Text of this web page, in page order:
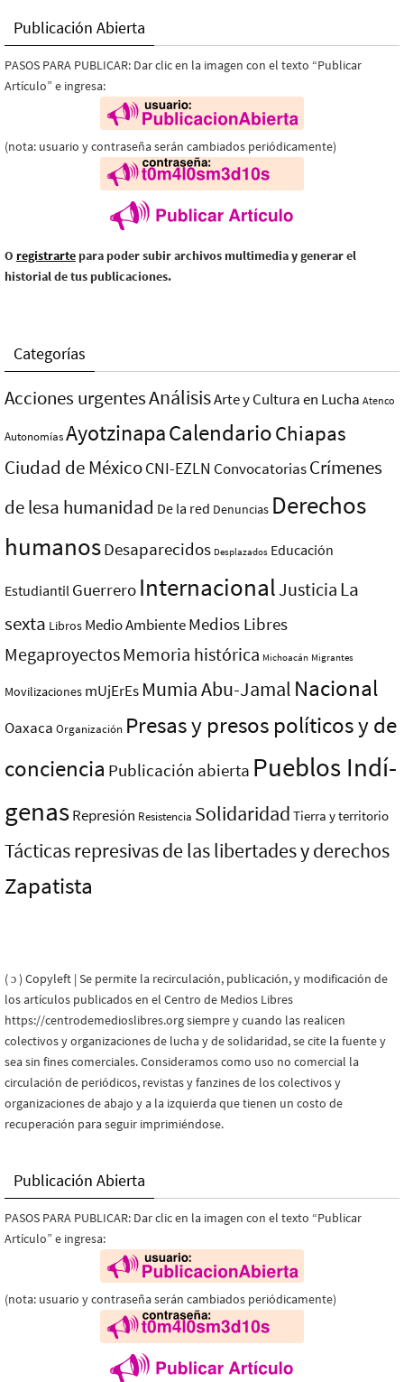
Publicación Abierta
PASOS PARA PUBLICAR: Dar clic en la imagen con el texto “Publicar
Artículo” e ingresa:
(nota: usuario y contraseña serán cambiados periódicamente)
O registrarte para poder subir archivos multimedia y generar el
historial de tus publicaciones.
Categorías
Acciones urgentesAnálisisArte y Cultura en Lucha Atenco
AutonomíasAyotzinapaCalendarioChiapas
Ciudad de MéxicoCNI-EZLN ConvocatoriasCrímenes
de lesa humanidad De la red Denuncias Derechos
humanosDesaparecidos Desplazados Educación
Estudiantil Guerrero InternacionalJusticia La
sexta Libros Medio AmbienteMedios Libres
MegaproyectosMemoria histórica Michoacán Migrantes
Movilizaciones mUjErEs Mumia Abu-Jamal Nacional
Oaxaca Organización Presas y presos polí­ticos y de
conciencia Publicación abierta Pueblos Indí­
genasRepresión Resistencia Solidaridad Tierra y territorio
Tácticas represivas de las libertades y derechos
Zapatista
( ɔ ) Copyleft | Se permite la recirculación, publicación, y modificación de
los artículos publicados en el Centro de Medios Libres
https://centrodemedioslibres.org siempre y cuando las realicen
colectivos y organizaciones de lucha y de solidaridad, se cite la fuente y
sea sin fines comerciales. Consideramos como uso no comercial la
circulación de periódicos, revistas y fanzines de los colectivos y
organizaciones de abajo y a la izquierda que tienen un costo de
recuperación para seguir imprimiéndose.
Publicación Abierta
PASOS PARA PUBLICAR: Dar clic en la imagen con el texto “Publicar
Artículo” e ingresa:
(nota: usuario y contraseña serán cambiados periódicamente)